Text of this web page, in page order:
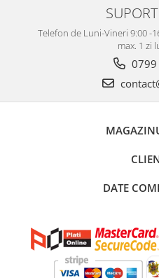
Telefon de Luni-Vineri 9:00 -
max. 1 zi
DATE